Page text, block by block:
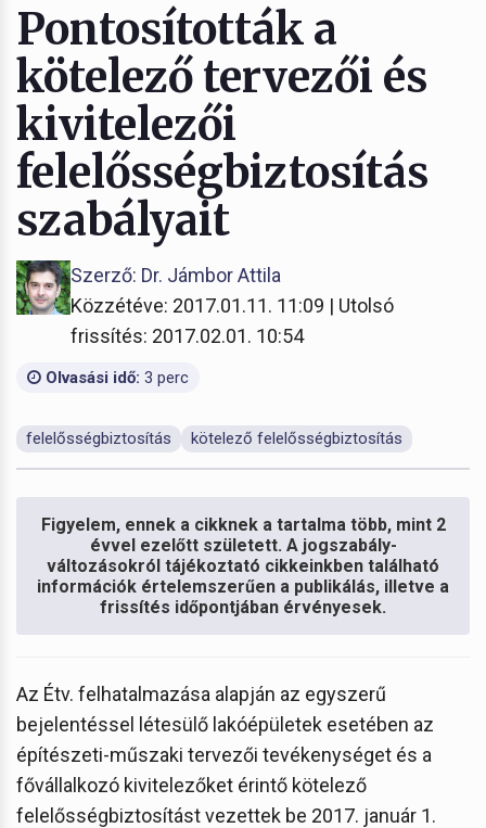
Pontosították a
kötelező tervezői és
kivitelezői
felelősségbiztosítás
szabályait
Szerző: Dr. Jámbor Attila
Közzétéve: 2017.01.11. 11:09 | Utolsó
frissítés: 2017.02.01. 10:54
Olvasási idő: 3 perc
felelősségbiztosítás kötelező felelősségbiztosítás
Figyelem, ennek a cikknek a tartalma több, mint 2
évvel ezelőtt született. A jogszabály-
változásokról tájékoztató cikkeinkben található
információk értelemszerűen a publikálás, illetve a
frissítés időpontjában érvényesek.
Az Étv. felhatalmazása alapján az egyszerű
bejelentéssel létesülő lakóépületek esetében az
építészeti-műszaki tervezői tevékenységet és a
fővállalkozó kivitelezőket érintő kötelező
felelősségbiztosítást vezettek be 2017. január 1.